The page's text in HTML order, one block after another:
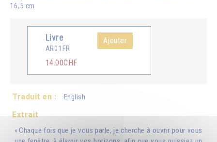
16,5 cm
Livre
AR01FR
14.00CHF
Ajouter
Traduit en : English
Extrait
« Chaque fois que je vous parle, je cherche à ouvrir pour vous